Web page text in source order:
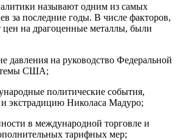
называют одним из самых
за последние годы. В числе факторов,
на драгоценные металлы, были
давления на руководство Федеральной
США;
политические события,
и экстрадицию Николаса Мадуро;
в международной торговле и
тарифных мер;